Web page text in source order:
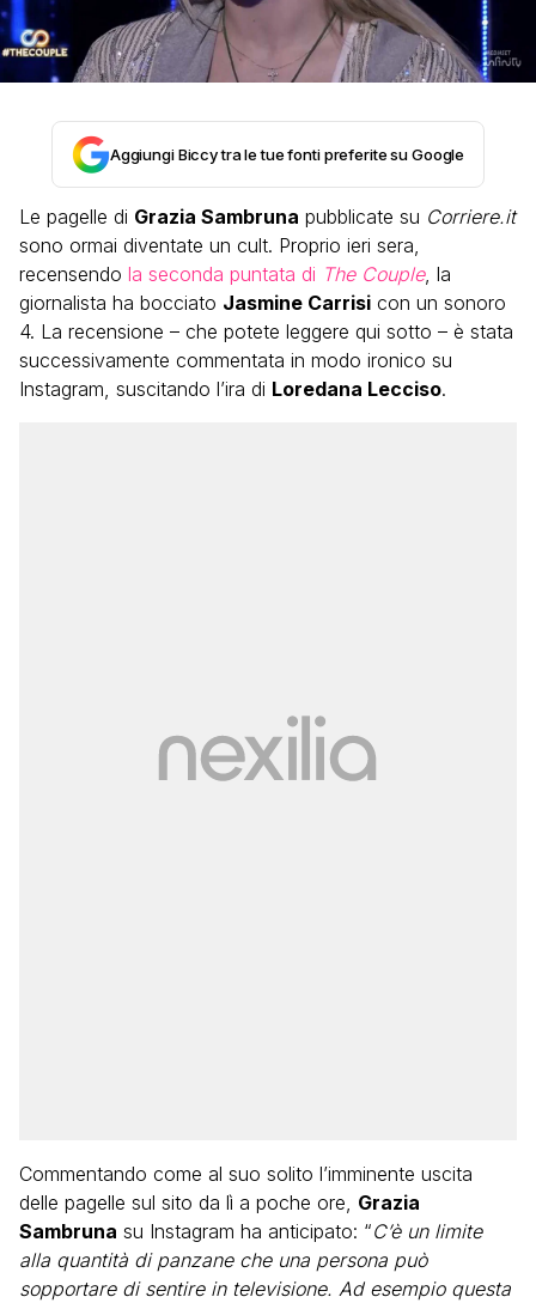
Aggiungi Biccy tra le tue fonti preferite su Google
Le pagelle di Grazia Sambruna pubblicate su Corriere.it
sono ormai diventate un cult. Proprio ieri sera,
recensendo la seconda puntata di The Couple, la
giornalista ha bocciato Jasmine Carrisi con un sonoro
4. La recensione – che potete leggere qui sotto – è stata
successivamente commentata in modo ironico su
Instagram, suscitando l’ira di Loredana Lecciso.
Commentando come al suo solito l’imminente uscita
delle pagelle sul sito da lì a poche ore, Grazia
Sambruna su Instagram ha anticipato: “C’è un limite
alla quantità di panzane che una persona può
sopportare di sentire in televisione. Ad esempio questa